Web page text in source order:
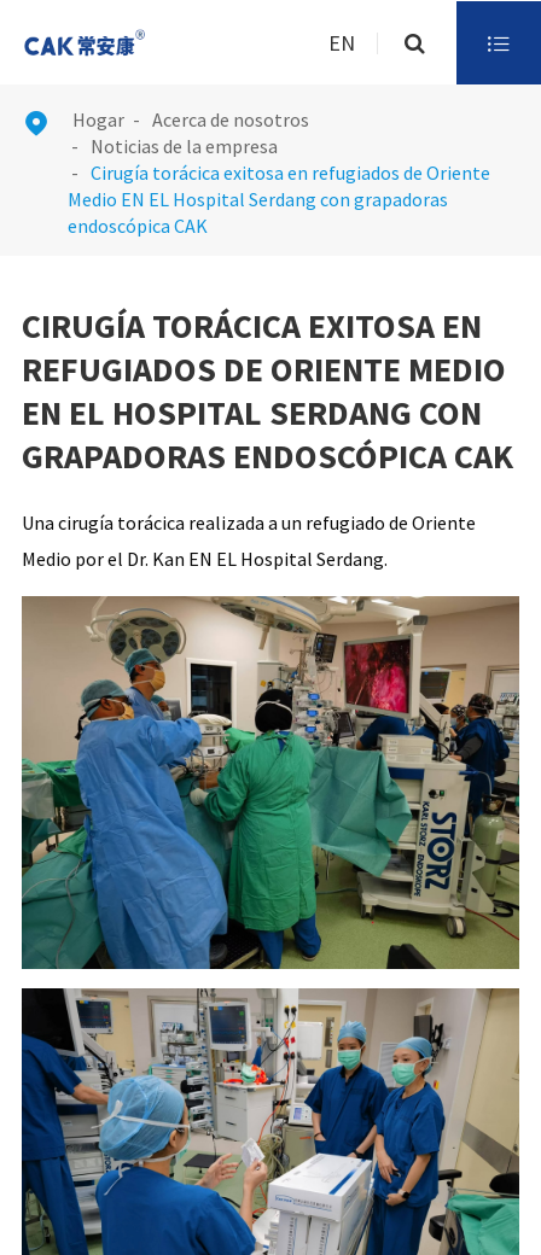
EN 
 Hogar
Acerca de nosotros
Noticias de la empresa
Cirugía torácica exitosa en refugiados de Oriente
Medio EN EL Hospital Serdang con grapadoras
endoscópica CAK
CIRUGÍA TORÁCICA EXITOSA EN
REFUGIADOS DE ORIENTE MEDIO
EN EL HOSPITAL SERDANG CON
GRAPADORAS ENDOSCÓPICA CAK
Una cirugía torácica realizada a un refugiado de Oriente
Medio por el Dr. Kan EN EL Hospital Serdang.